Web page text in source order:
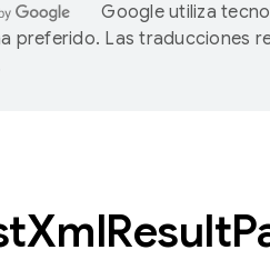
Google utiliza
preferido. Las traducciones
XmlResult